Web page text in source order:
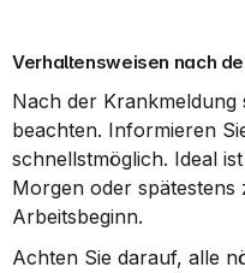
Verhaltensweisen nach
Nach der Krankmeldung
beachten. Informieren
schnellstmöglich. Ideal
Morgen oder
Arbeitsbeginn.
Achten Sie darauf, alle